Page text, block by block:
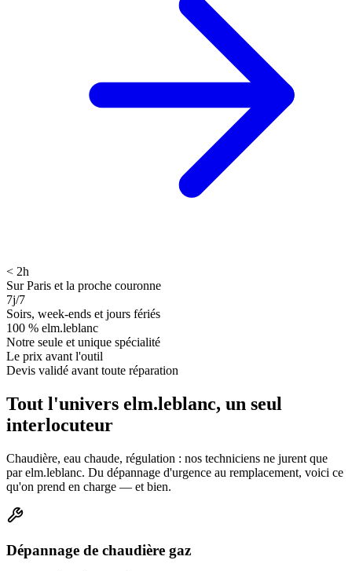
< 2h
Sur Paris et la proche couronne
7j/7
Soirs, week-ends et jours fériés
100 % elm.leblanc
Notre seule et unique spécialité
Le prix avant l'outil
Devis validé avant toute réparation
Tout l'univers elm.leblanc, un seul
interlocuteur
Chaudière, eau chaude, régulation : nos techniciens ne jurent que
par elm.leblanc. Du dépannage d'urgence au remplacement, voici ce
qu'on prend en charge — et bien.
Dépannage de chaudière gaz